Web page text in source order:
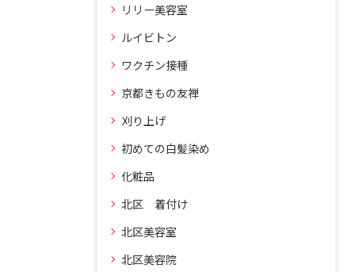
リリー美容室
ルイビトン
ワクチン接種
京都きもの友禅
刈り上げ
初めての白髪染め
化粧品
北区 着付け
北区美容室
北区美容院